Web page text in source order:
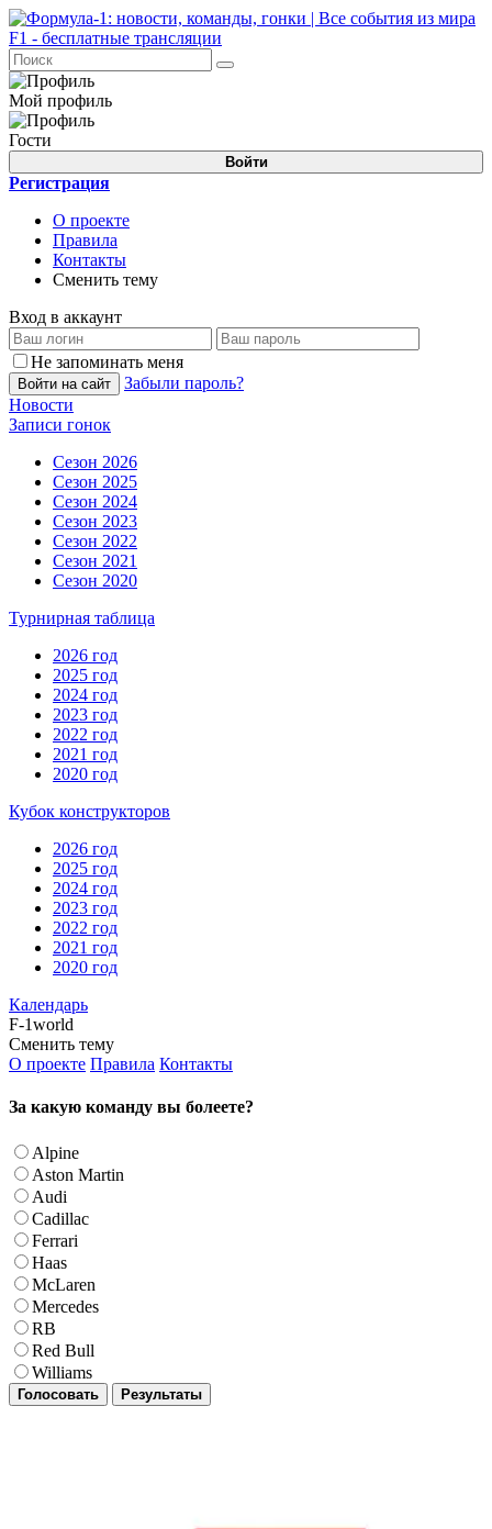
Мой профиль
Гости
Войти
Регистрация
О проекте
Правила
Контакты
Сменить тему
Вход в аккаунт
Не запоминать меня
Войти на сайт
Забыли пароль?
Новости
Записи гонок
Сезон 2026
Сезон 2025
Сезон 2024
Сезон 2023
Сезон 2022
Сезон 2021
Сезон 2020
Турнирная таблица
2026 год
2025 год
2024 год
2023 год
2022 год
2021 год
2020 год
Кубок конструкторов
2026 год
2025 год
2024 год
2023 год
2022 год
2021 год
2020 год
Календарь
F-1world
Сменить тему
О проекте Правила Контакты
За какую команду вы болеете?
Alpine
Aston Martin
Audi
Cadillac
Ferrari
Haas
McLaren
Mercedes
RB
Red Bull
Williams
Голосовать Результаты